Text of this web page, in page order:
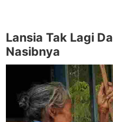
Lansia Tak Lagi
Nasibnya